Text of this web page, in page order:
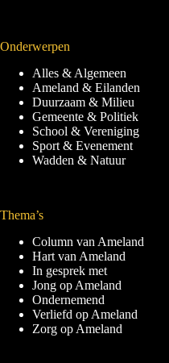
Onderwerpen
Alles & Algemeen
Ameland & Eilanden
Duurzaam & Milieu
Gemeente & Politiek
School & Vereniging
Sport & Evenement
Wadden & Natuur
Thema’s
Column van Ameland
Hart van Ameland
In gesprek met
Jong op Ameland
Ondernemend
Verliefd op Ameland
Zorg op Ameland